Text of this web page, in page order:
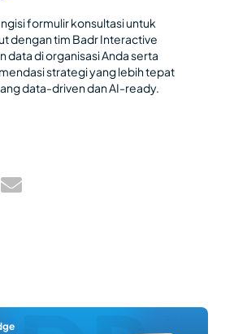
formulir konsultasi untuk
dengan tim Badr Interactive
data di organisasi Anda serta
strategi yang lebih tepat
data-driven dan AI-ready.